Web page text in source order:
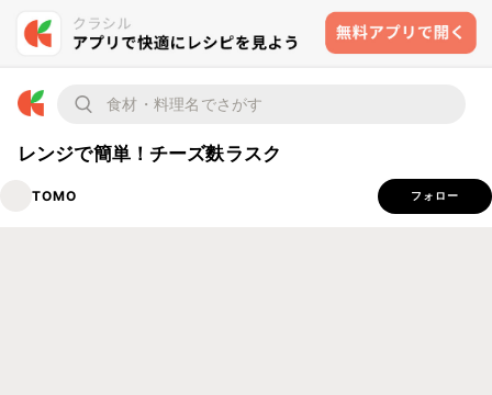
レンジで簡単！チーズ麩ラスク
TOMO フォロー